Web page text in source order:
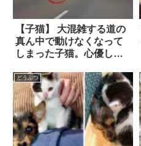
【子猫】 大混雑する道の
真ん中で動けなくなって
しまった子猫。心優しい
が、小さな命を救った！
どうぶつ